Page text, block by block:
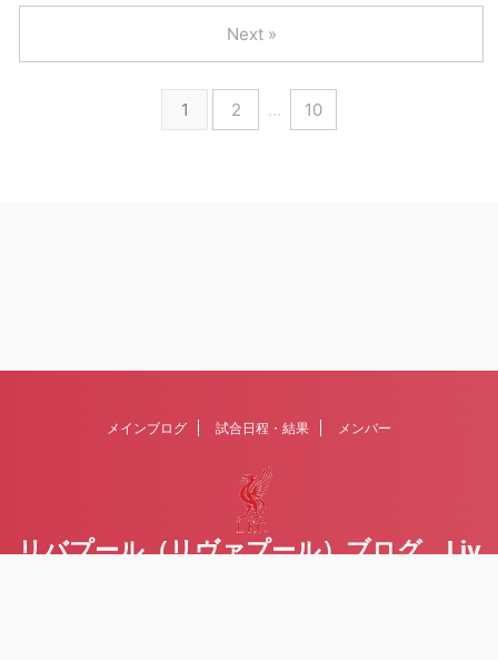
1 2 … 10
Next »
メインブログ 試合日程・結果 メンバー
リバプール（リヴァプール）ブログ Liv